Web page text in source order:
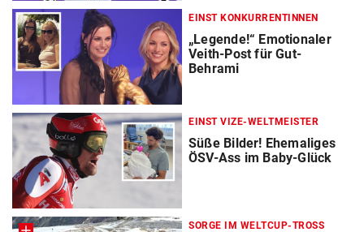
EINST KONKURRENTINNEN
„Legende!“ Emotionaler
Veith-Post für Gut-
Behrami
EINST VIZE-WELTMEISTER
Süße Bilder! Ehemaliges
ÖSV-Ass im Baby-Glück
SORGE IM WELTCUP-TROSS